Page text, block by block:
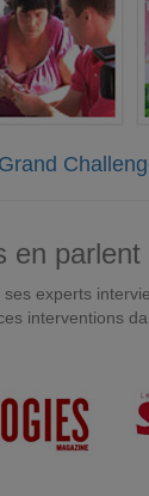
en parlent
experts
interventions